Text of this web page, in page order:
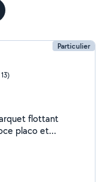
Particulier
flottant
placo et